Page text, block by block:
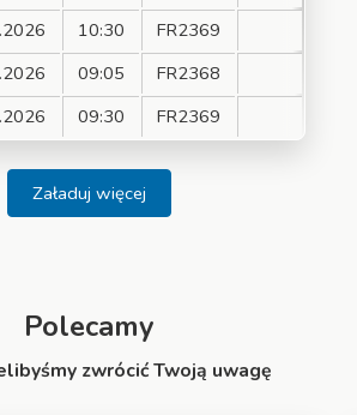
10:30
FR2369
09:05
FR2368
09:30 FR2369
Załaduj więcej
Polecamy
zwrócić Twoją uwagę